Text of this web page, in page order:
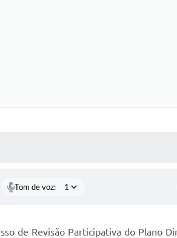
Tom de voz:
de Revisão Participativa do Plano